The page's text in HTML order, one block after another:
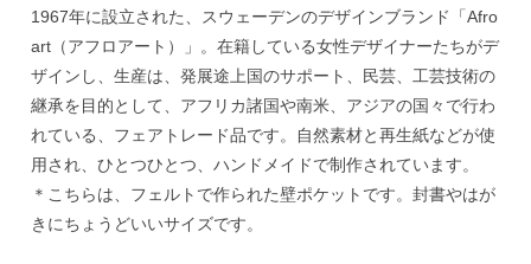
1967年に設立された、スウェーデンのデザインブランド「Afro
art（アフロアート）」。在籍している女性デザイナーたちがデ
ザインし、生産は、発展途上国のサポート、民芸、工芸技術の
継承を目的として、アフリカ諸国や南米、アジアの国々で行わ
れている、フェアトレード品です。自然素材と再生紙などが使
用され、ひとつひとつ、ハンドメイドで制作されています。
＊こちらは、フェルトで作られた壁ポケットです。封書やはが
きにちょうどいいサイズです。